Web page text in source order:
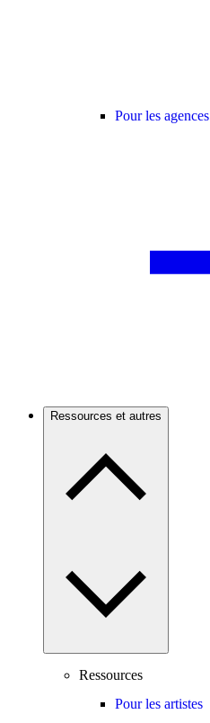
Pour les agences
Ressources et autres
Ressources
Pour les artistes